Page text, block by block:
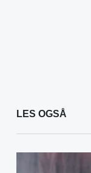
LES OGSÅ